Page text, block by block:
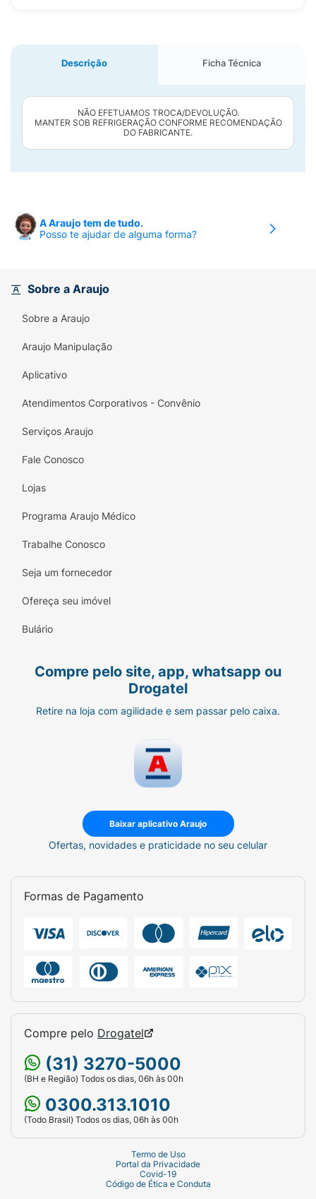
Descrição Ficha Técnica
NÃO EFETUAMOS TROCA/DEVOLUÇÃO.
MANTER SOB REFRIGERAÇÃO CONFORME RECOMENDAÇÃO
DO FABRICANTE.
A Araujo tem de tudo.
Posso te ajudar de alguma forma?
Sobre a Araujo
Sobre a Araujo
Araujo Manipulação
Aplicativo
Atendimentos Corporativos - Convênio
Serviços Araujo
Fale Conosco
Lojas
Programa Araujo Médico
Trabalhe Conosco
Seja um fornecedor
Ofereça seu imóvel
Bulário
Compre pelo site, app, whatsapp ou
Drogatel
Retire na loja com agilidade e sem passar pelo caixa.
Baixar aplicativo Araujo
Ofertas, novidades e praticidade no seu celular
Formas de Pagamento
Compre pelo Drogatel
(31) 3270-5000
(BH e Região) Todos os dias, 06h às 00h
0300.313.1010
(Todo Brasil) Todos os dias, 06h às 00h
Termo de Uso
Portal da Privacidade
Covid-19
Código de Ética e Conduta